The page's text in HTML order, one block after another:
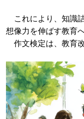
これにより、知識
想像力を伸ばす教育
作文検定は、教育